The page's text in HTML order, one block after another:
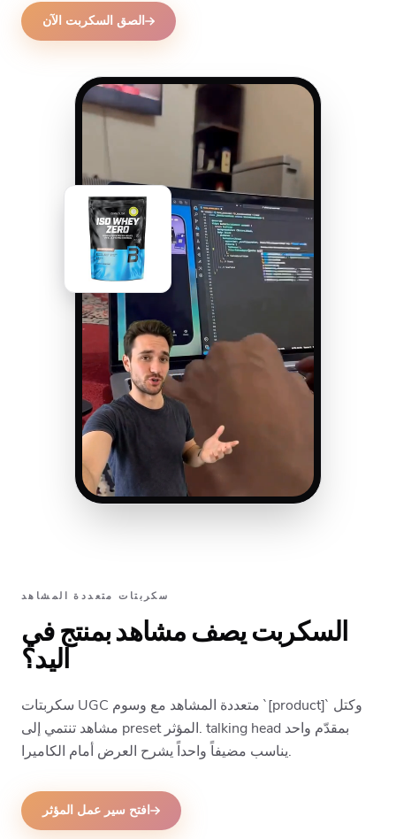
الصق السكربت الآن
سكربتات متعددة المشاهد
السكربت يصف مشاهد بمنتج في
اليد؟
سكربتات UGC متعددة المشاهد مع وسوم `[product]` وكتل
مشاهد تنتمي إلى preset المؤثر. talking head بمقدّم واحد
يناسب مضيفاً واحداً يشرح العرض أمام الكاميرا.
افتح سير عمل المؤثر